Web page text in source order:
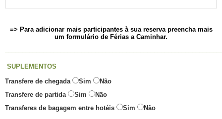
=> Para adicionar mais participantes à sua reserva preencha mais
um formulário de Férias a Caminhar.
SUPLEMENTOS
Transfere de chegada
Sim
Não
Transfere de partida
Sim
Não
Transferes de bagagem entre hotéis
Sim Não